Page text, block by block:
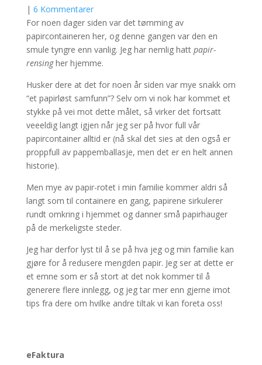
| 6 Kommentarer
For noen dager siden var det tømming av
papircontaineren her, og denne gangen var den en
smule tyngre enn vanlig. Jeg har nemlig hatt papir-
rensingher hjemme.
Husker dere at det for noen år siden var mye snakk om
“et papirløst samfunn”? Selv om vi nok har kommet et
stykke på vei mot dette målet, så virker det fortsatt
veeeldig langt igjen når jeg ser på hvor full vår
papircontainer alltid er (nå skal det sies at den også er
proppfull av pappemballasje, men det er en helt annen
historie).
Men mye av papir-rotet i min familie kommer aldri så
langt som til containere en gang, papirene sirkulerer
rundt omkring i hjemmet og danner små papirhauger
på de merkeligste steder.
Jeg har derfor lyst til å se på hva jeg og min familie kan
gjøre for å redusere mengden papir. Jeg ser at dette er
et emne som er så stort at det nok kommer til å
generere flere innlegg, og jeg tar mer enn gjerne imot
tips fra dere om hvilke andre tiltak vi kan foreta oss!
eFaktura